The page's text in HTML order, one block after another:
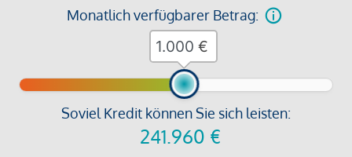
Monatlich verfügbarer Betrag:
Soviel Kredit können Sie sich leisten:
241.960 €
€